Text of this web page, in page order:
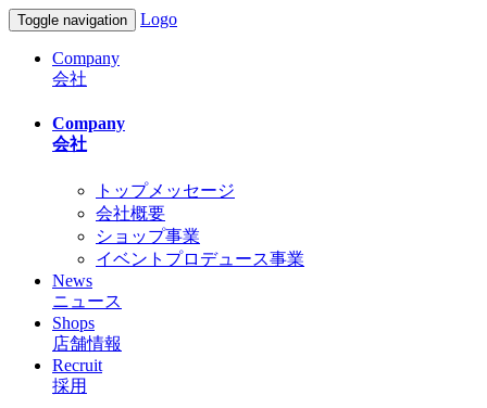
Toggle navigation Logo
Company
会社
Company
会社
トップメッセージ
会社概要
ショップ事業
イベントプロデュース事業
News
ニュース
Shops
店舗情報
Recruit
採用